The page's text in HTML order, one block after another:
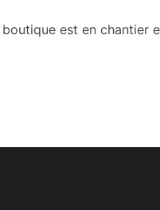
est en chantier